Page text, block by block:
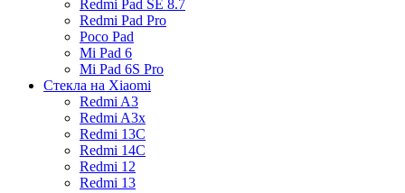
Redmi Pad SE 8.7
Redmi Pad Pro
Poco Pad
Mi Pad 6
Mi Pad 6S Pro
Стекла на Xiaomi
Redmi A3
Redmi A3x
Redmi 13C
Redmi 14C
Redmi 12
Redmi 13